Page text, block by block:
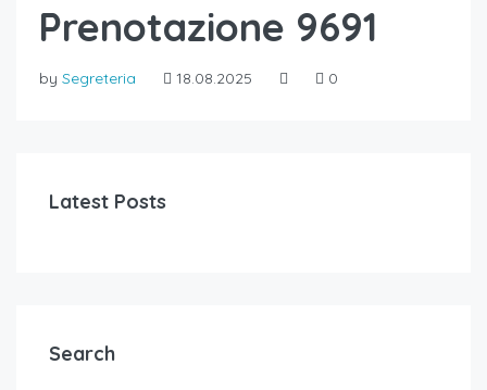
Prenotazione 9691
by Segreteria 18.08.2025 0
Latest Posts
Search